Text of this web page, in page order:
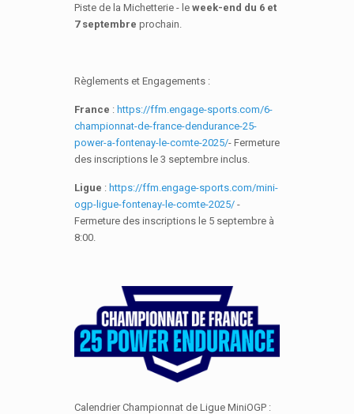
Piste de la Michetterie - le week-end du 6 et
7 septembre prochain.
Règlements et Engagements :
France : https://ffm.engage-sports.com/6-
championnat-de-france-dendurance-25-
power-a-fontenay-le-comte-2025/- Fermeture
des inscriptions le 3 septembre inclus.
Ligue : https://ffm.engage-sports.com/mini-
ogp-ligue-fontenay-le-comte-2025/ -
Fermeture des inscriptions le 5 septembre à
8:00.
Calendrier Championnat de Ligue MiniOGP :